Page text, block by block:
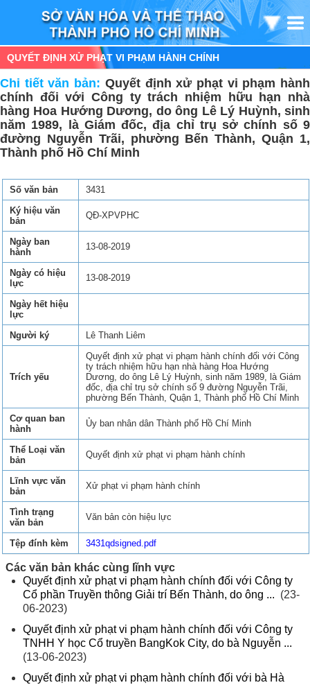
QUYẾT ĐỊNH XỬ PHẠT VI PHẠM HÀNH CHÍNH
Chi tiết văn bản: Quyết định xử phạt vi phạm hành
chính đối với Công ty trách nhiệm hữu hạn nhà
hàng Hoa Hướng Dương, do ông Lê Lý Huỳnh, sinh
năm 1989, là Giám đốc, địa chỉ trụ sở chính số 9
đường Nguyễn Trãi, phường Bến Thành, Quận 1,
Thành phố Hồ Chí Minh
Số văn bản
3431
Ký hiệu văn
bản
QĐ-XPVPHC
Ngày ban
hành
13-08-2019
Ngày có hiệu
lực
13-08-2019
Ngày hết hiệu
lực
Người ký
Lê Thanh Liêm
Trích yếu
Quyết định xử phạt vi phạm hành chính đối với Công
ty trách nhiệm hữu hạn nhà hàng Hoa Hướng
Dương, do ông Lê Lý Huỳnh, sinh năm 1989, là Giám
đốc, địa chỉ trụ sở chính số 9 đường Nguyễn Trãi,
phường Bến Thành, Quận 1, Thành phố Hồ Chí Minh
Cơ quan ban
hành
Ủy ban nhân dân Thành phố Hồ Chí Minh
Thể Loại văn
bản
Quyết định xử phạt vi phạm hành chính
Lĩnh vực văn
bản
Xử phạt vi phạm hành chính
Tình trạng
văn bản
Văn bản còn hiệu lực
Tệp đính kèm 3431qdsigned.pdf
Các văn bản khác cùng lĩnh vực
Quyết định xử phạt vi phạm hành chính đối với Công ty
Cổ phần Truyền thông Giải trí Bến Thành, do ông ... (23-
06-2023)
Quyết định xử phạt vi phạm hành chính đối với Công ty
TNHH Y học Cổ truyền BangKok City, do bà Nguyễn ...
(13-06-2023)
Quyết định xử phạt vi phạm hành chính đối với bà Hà